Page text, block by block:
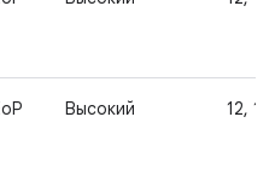
Высокий 12,